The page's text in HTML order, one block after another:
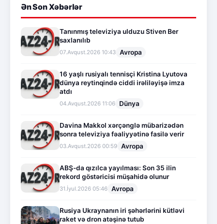
Ən Son Xəbərlər
Tanınmış televiziya ulduzu Stiven Ber
saxlanılıb
07.Avqust.2026 10:43 Avropa
16 yaşlı rusiyalı tennisçi Kristina Lyutova
dünya reytinqində ciddi irəliləyişə imza
atdı
04.Avqust.2026 11:06 Dünya
Davina Makkol xərçənglə mübarizədən
sonra televiziya fəaliyyətinə fasilə verir
03.Avqust.2026 00:59 Avropa
ABŞ-da qızılca yayılması: Son 35 ilin
rekord göstəricisi müşahidə olunur
31.İyul.2026 05:46 Avropa
Rusiya Ukraynanın iri şəhərlərini kütləvi
raket və dron atəşinə tutub